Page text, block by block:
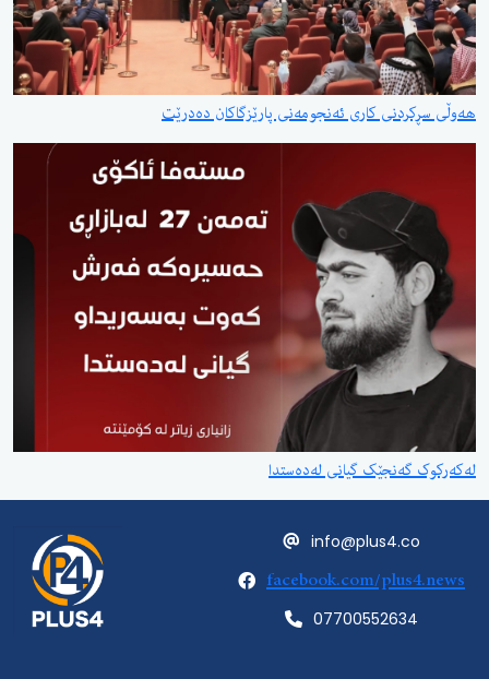
هەوڵی سڕکردنی کاری ئەنجومەنی پارێزگاکان دەدرێت
لەکەرکوک گەنجێک گیانی لەدەستدا
info@plus4.co
facebook.com/plus4.news
07700552634